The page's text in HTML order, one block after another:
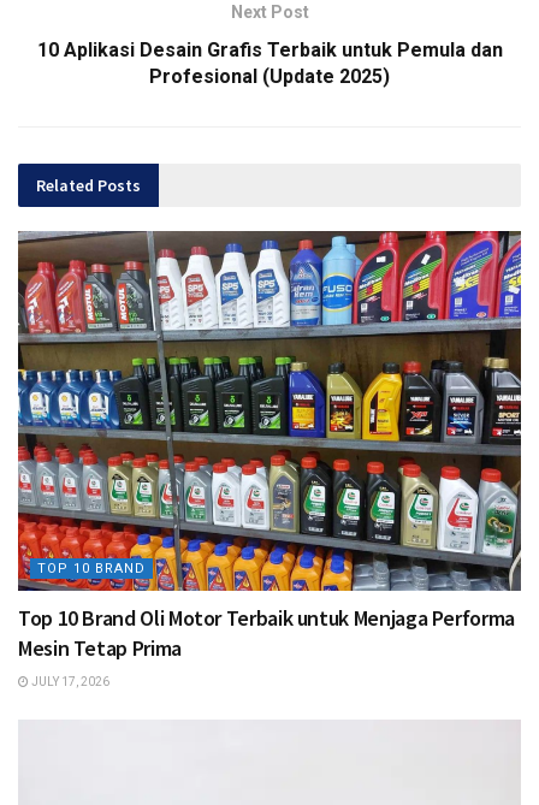
Next Post
10 Aplikasi Desain Grafis Terbaik untuk Pemula dan
Profesional (Update 2025)
Related Posts
TOP 10 BRAND
Top 10 Brand Oli Motor Terbaik untuk Menjaga Performa
Mesin Tetap Prima
JULY 17, 2026